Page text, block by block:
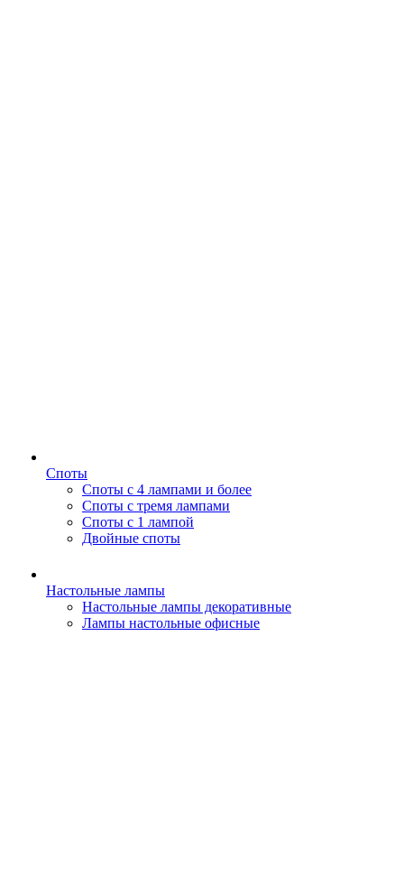
Споты
Споты с 4 лампами и более
Споты с тремя лампами
Споты с 1 лампой
Двойные споты
Настольные лампы
Настольные лампы декоративные
Лампы настольные офисные